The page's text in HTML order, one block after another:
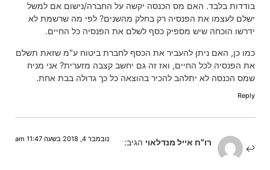
בודדות בלבד. האם מס הכנסה יקשה על החברה/נישום אם למשל
ישלם לעצמו את הפנסיה רק בחלק מהשנים? לפי מה שרשמת לא
ידרשו הוכחה שיש מספיק כסף לשלם את הפנסיה כל החיים.
כמו כן, האם ניתן להעביר את הכסף לחברת ביטוח ע"מ שזאת תשלם
את הפנסיה לכל החיים, ואז זה גם יחשב קצבה מזערית? אני מניח
שמס הכנסה לא יתלהב להכיר בהוצאה כל כך גדולה בבת אחת.
Reply
רו"ח אייל מנדלאוי הגיב: נובמבר 4, 2018 בשעה 11:47 am